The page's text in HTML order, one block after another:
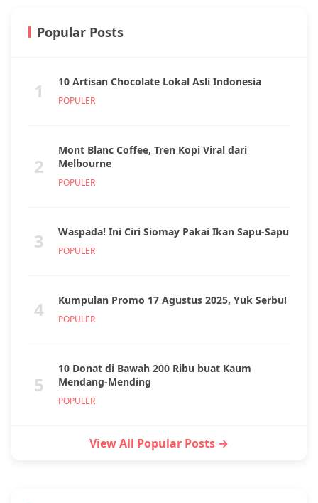
Popular Posts
1 10 Artisan Chocolate Lokal Asli Indonesia
POPULER
2
Mont Blanc Coffee, Tren Kopi Viral dari
Melbourne
POPULER
3 Waspada! Ini Ciri Siomay Pakai Ikan Sapu-Sapu
POPULER
4 Kumpulan Promo 17 Agustus 2025, Yuk Serbu!
POPULER
5
10 Donat di Bawah 200 Ribu buat Kaum
Mendang-Mending
POPULER
View All Popular Posts →